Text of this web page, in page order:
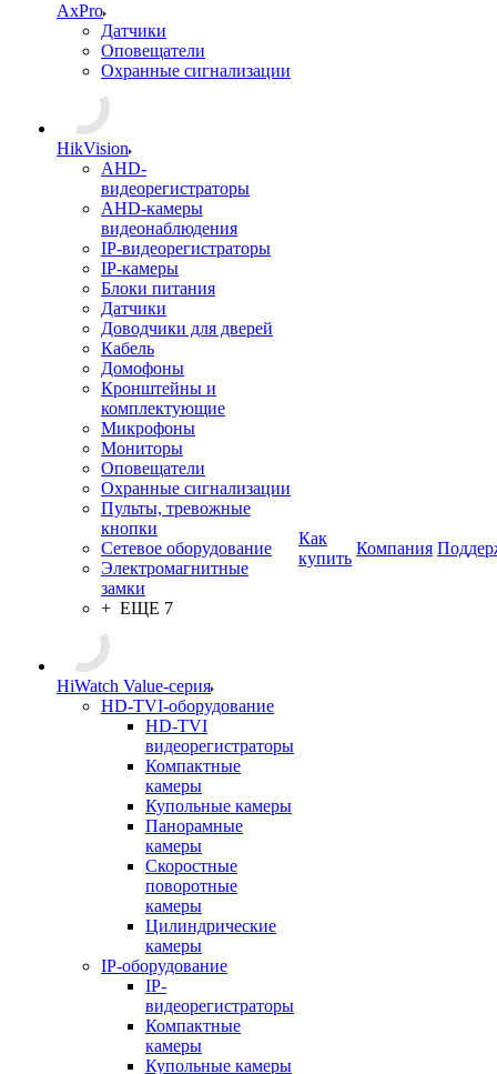
AxPro
Датчики
Оповещатели
Охранные сигнализации
HikVision
AHD-
видеорегистраторы
AHD-камеры
видеонаблюдения
IP-видеорегистраторы
IP-камеры
Блоки питания
Датчики
Доводчики для дверей
Кабель
Домофоны
Кронштейны и
комплектующие
Микрофоны
Мониторы
Оповещатели
Охранные сигнализации
Пульты, тревожные
кнопки
Сетевое оборудование
Электромагнитные
замки
+ ЕЩЕ 7
HiWatch Value-серия
HD-TVI-оборудование
HD-TVI
видеорегистраторы
Компактные
камеры
Купольные камеры
Панорамные
камеры
Скоростные
поворотные
камеры
Цилиндрические
камеры
IP-оборудование
IP-
видеорегистраторы
Компактные
камеры
Купольные камеры
Как
купить
Компания